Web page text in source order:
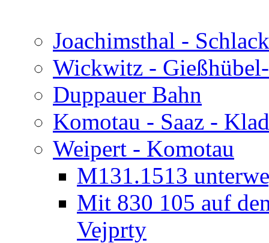
Joachimsthal -
Wickwitz -
Duppauer Bahn
Komotau - Saaz -
Weipert - Komotau
M131.1513
Mit 830 105 auf
Vejprty